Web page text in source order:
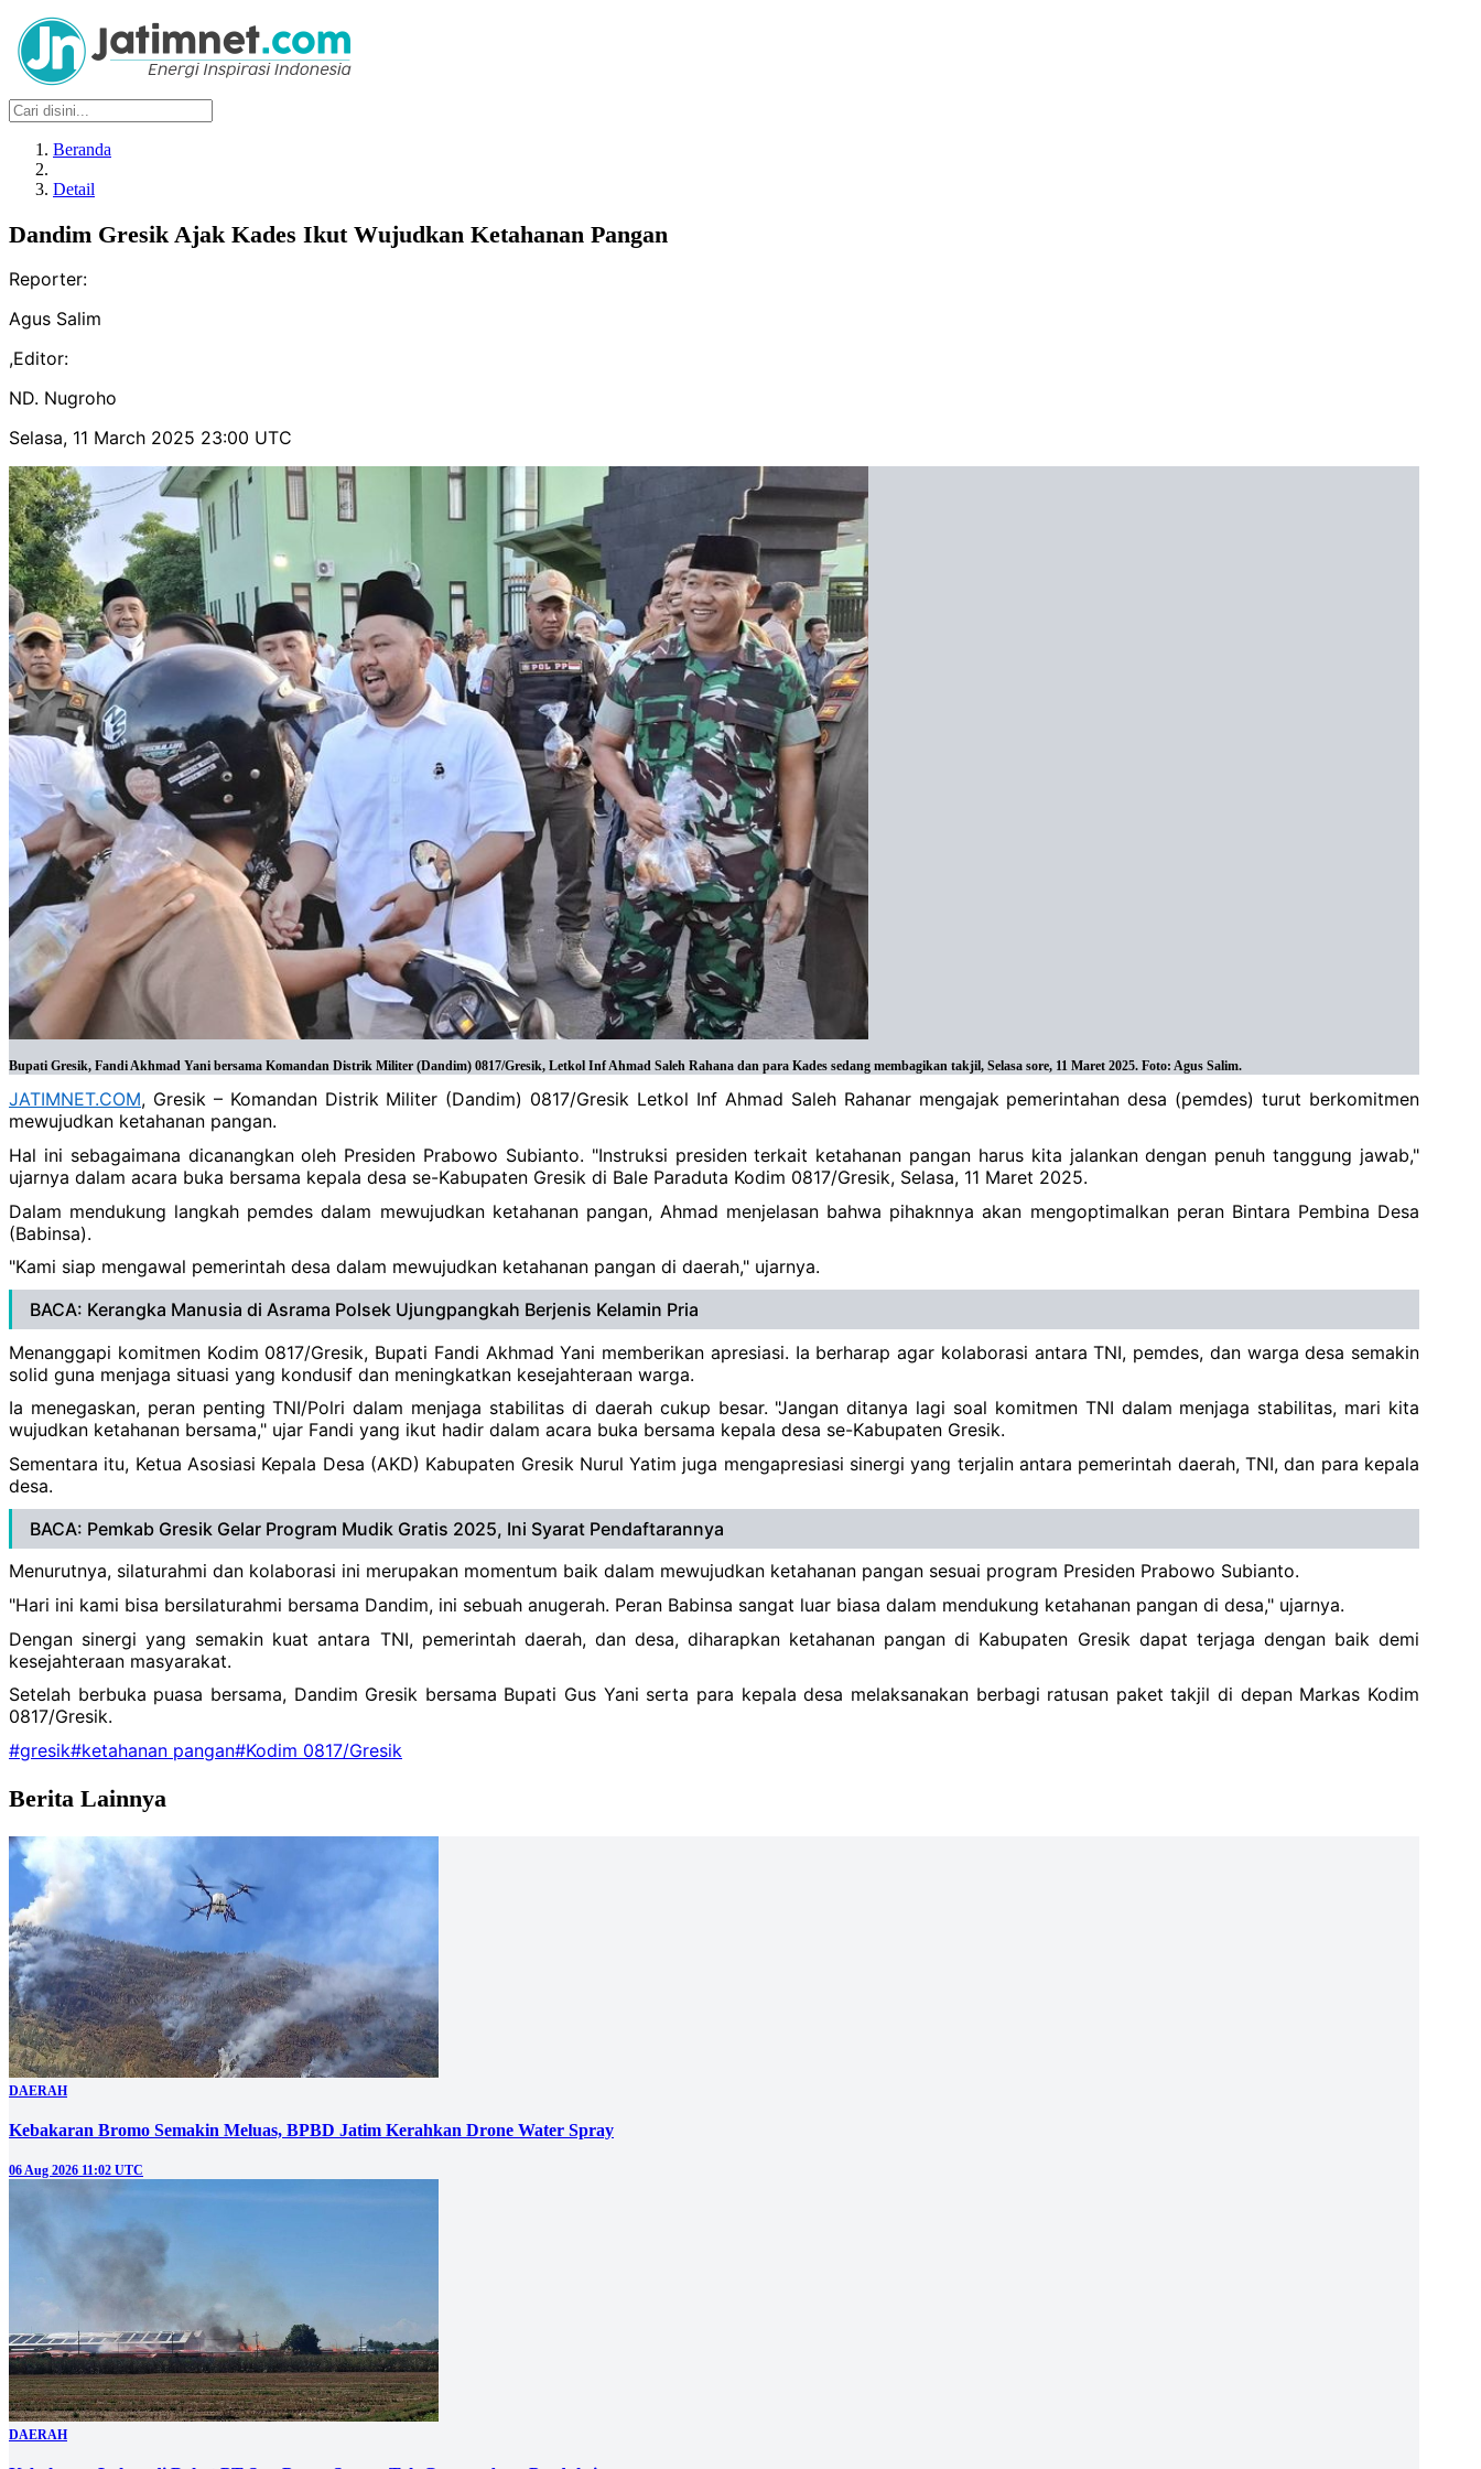
Beranda
Detail
Dandim Gresik Ajak Kades Ikut Wujudkan Ketahanan Pangan
Reporter:
Agus Salim
,Editor:
ND. Nugroho
Selasa, 11 March 2025 23:00 UTC
Bupati Gresik, Fandi Akhmad Yani bersama Komandan Distrik Militer (Dandim) 0817/Gresik, Letkol Inf Ahmad Saleh Rahana dan para Kades sedang membagikan takjil, Selasa sore, 11 Maret 2025. Foto: Agus Salim.
JATIMNET.COM, Gresik – Komandan Distrik Militer (Dandim) 0817/Gresik Letkol Inf Ahmad Saleh Rahanar mengajak pemerintahan desa (pemdes) turut berkomitmen
mewujudkan ketahanan pangan.
Hal ini sebagaimana dicanangkan oleh Presiden Prabowo Subianto. "Instruksi presiden terkait ketahanan pangan harus kita jalankan dengan penuh tanggung jawab,"
ujarnya dalam acara buka bersama kepala desa se-Kabupaten Gresik di Bale Paraduta Kodim 0817/Gresik, Selasa, 11 Maret 2025.
Dalam mendukung langkah pemdes dalam mewujudkan ketahanan pangan, Ahmad menjelasan bahwa pihaknnya akan mengoptimalkan peran Bintara Pembina Desa
(Babinsa).
"Kami siap mengawal pemerintah desa dalam mewujudkan ketahanan pangan di daerah," ujarnya.
BACA: Kerangka Manusia di Asrama Polsek Ujungpangkah Berjenis Kelamin Pria
Menanggapi komitmen Kodim 0817/Gresik, Bupati Fandi Akhmad Yani memberikan apresiasi. Ia berharap agar kolaborasi antara TNI, pemdes, dan warga desa semakin
solid guna menjaga situasi yang kondusif dan meningkatkan kesejahteraan warga.
Ia menegaskan, peran penting TNI/Polri dalam menjaga stabilitas di daerah cukup besar. "Jangan ditanya lagi soal komitmen TNI dalam menjaga stabilitas, mari kita
wujudkan ketahanan bersama," ujar Fandi yang ikut hadir dalam acara buka bersama kepala desa se-Kabupaten Gresik.
Sementara itu, Ketua Asosiasi Kepala Desa (AKD) Kabupaten Gresik Nurul Yatim juga mengapresiasi sinergi yang terjalin antara pemerintah daerah, TNI, dan para kepala
desa.
BACA: Pemkab Gresik Gelar Program Mudik Gratis 2025, Ini Syarat Pendaftarannya
Menurutnya, silaturahmi dan kolaborasi ini merupakan momentum baik dalam mewujudkan ketahanan pangan sesuai program Presiden Prabowo Subianto.
"Hari ini kami bisa bersilaturahmi bersama Dandim, ini sebuah anugerah. Peran Babinsa sangat luar biasa dalam mendukung ketahanan pangan di desa," ujarnya.
Dengan sinergi yang semakin kuat antara TNI, pemerintah daerah, dan desa, diharapkan ketahanan pangan di Kabupaten Gresik dapat terjaga dengan baik demi
kesejahteraan masyarakat.
Setelah berbuka puasa bersama, Dandim Gresik bersama Bupati Gus Yani serta para kepala desa melaksanakan berbagi ratusan paket takjil di depan Markas Kodim
0817/Gresik.
#gresik#ketahanan pangan#Kodim 0817/Gresik
Berita Lainnya
DAERAH
Kebakaran Bromo Semakin Meluas, BPBD Jatim Kerahkan Drone Water Spray
06 Aug 2026 11:02 UTC
DAERAH